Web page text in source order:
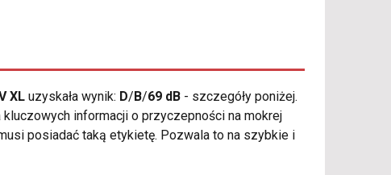
XL uzyskała wynik: D/ B/69 dB - szczegóły poniżej.
informacji o przyczepności na mokrej
posiadać taką etykietę. Pozwala to na szybkie i